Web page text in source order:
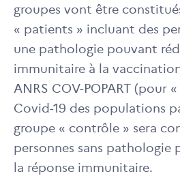
groupes vont être
« patients » incluant des
une pathologie pouvant
immunitaire à la
ANRS COV-POPART (pour
Covid-19 des populations
groupe « contrôle » sera
personnes sans pathologie
la réponse immunitaire.